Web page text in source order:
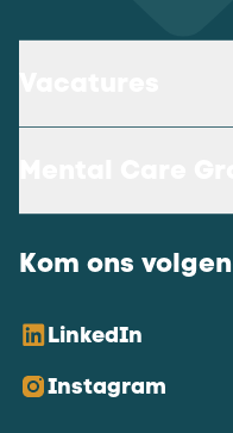
Kom ons volgen
LinkedIn
Instagram